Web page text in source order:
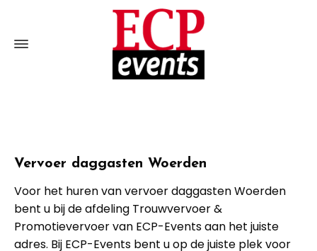
Vervoer daggasten Woerden
Voor het huren van vervoer daggasten Woerden
bent u bij de afdeling Trouwvervoer &
Promotievervoer van ECP-Events aan het juiste
adres. Bij ECP-Events bent u op de juiste plek voor